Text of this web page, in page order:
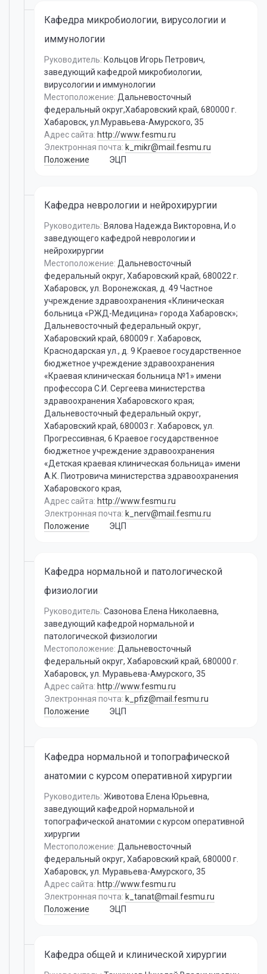
Кафедра микробиологии, вирусологии и
иммунологии
Руководитель: Кольцов Игорь Петрович,
заведующий кафедрой микробиологии,
вирусологии и иммунологии
Местоположение: Дальневосточный
федеральный округ,Хабаровский край, 680000 г.
Хабаровск, ул.Муравьева-Амурского, 35
Адрес сайта: http://www.fesmu.ru
Электронная почта: k_mikr@mail.fesmu.ru
Положение
ЭЦП
Кафедра неврологии и нейрохирургии
Руководитель: Вялова Надежда Викторовна, И.о
заведующего кафедрой неврологии и
нейрохирургии
Местоположение: Дальневосточный
федеральный округ, Хабаровский край, 680022 г.
Хабаровск, ул. Воронежская, д. 49 Частное
учреждение здравоохранения «Клиническая
больница «РЖД-Медицина» города Хабаровск»;
Дальневосточный федеральный округ,
Хабаровский край, 680009 г. Хабаровск,
Краснодарская ул., д. 9 Краевое государственное
бюджетное учреждение здравоохранения
«Краевая клиническая больница №1» имени
профессора С.И. Сергеева министерства
здравоохранения Хабаровского края;
Дальневосточный федеральный округ,
Хабаровский край, 680003 г. Хабаровск, ул.
Прогрессивная, 6 Краевое государственное
бюджетное учреждение здравоохранения
«Детская краевая клиническая больница» имени
А.К. Пиотровича министерства здравоохранения
Хабаровского края,
Адрес сайта: http://www.fesmu.ru
Электронная почта: k_nerv@mail.fesmu.ru
Положение
ЭЦП
Кафедра нормальной и патологической
физиологии
Руководитель: Сазонова Елена Николаевна,
заведующий кафедрой нормальной и
патологической физиологии
Местоположение: Дальневосточный
федеральный округ, Хабаровский край, 680000 г.
Хабаровск, ул. Муравьева-Амурского, 35
Адрес сайта: http://www.fesmu.ru
Электронная почта: k_pfiz@mail.fesmu.ru
Положение
ЭЦП
Кафедра нормальной и топографической
анатомии с курсом оперативной хирургии
Руководитель: Животова Елена Юрьевна,
заведующий кафедрой нормальной и
топографической анатомии с курсом оперативной
хирургии
Местоположение: Дальневосточный
федеральный округ, Хабаровский край, 680000 г.
Хабаровск, ул. Муравьева-Амурского, 35
Адрес сайта: http://www.fesmu.ru
Электронная почта: k_tanat@mail.fesmu.ru
Положение
ЭЦП
Кафедра общей и клинической хирургии